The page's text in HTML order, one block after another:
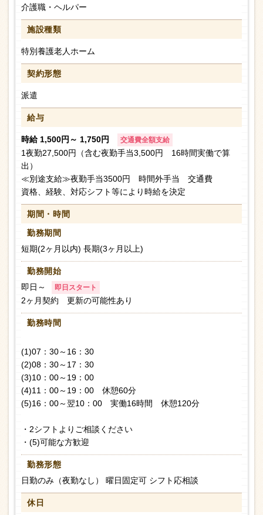
介護職・ヘルパー
施設種類
特別養護老人ホーム
契約形態
派遣
給与
時給 1,500円～ 1,750円 交通費全額支給
1夜勤27,500円（含む夜勤手当3,500円 16時間実働で算
出）
≪別途支給≫夜勤手当3500円 時間外手当 交通費
資格、経験、対応シフト等により時給を決定
期間・時間
勤務期間
短期(2ヶ月以内) 長期(3ヶ月以上)
勤務開始
即日～
即日スタート
2ヶ月契約 更新の可能性あり
勤務時間
(1)07：30～16：30
(2)08：30～17：30
(3)10：00～19：00
(4)11：00～19：00 休憩60分
(5)16：00～翌10：00 実働16時間 休憩120分
・2シフトよりご相談ください
・(5)可能な方歓迎
勤務形態
日勤のみ（夜勤なし） 曜日固定可 シフト応相談
休日